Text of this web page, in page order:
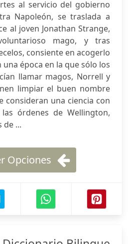
al servicio del gobierno
Napoleón, se traslada a
al joven Jonathan Strange,
mago, y tras
consiente en acogerlo
una época en la que sólo los
llamar magos, Norrell y
limpiar el buen nombre
consideran una ciencia con
las órdenes de Wellington,
de ...
Opciones